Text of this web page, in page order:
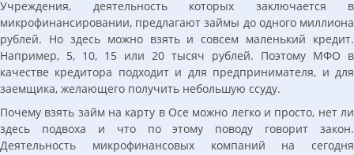
Учреждения, деятельность которых заключается в
микрофинансировании, предлагают займы до одного миллиона
рублей. Но здесь можно взять и совсем маленький кредит.
Например, 5, 10, 15 или 20 тысяч рублей. Поэтому МФО в
качестве кредитора подходит и для предпринимателя, и для
заемщика, желающего получить небольшую ссуду.
Почему взять займ на карту в Осе можно легко и просто, нет ли
здесь подвоха и что по этому поводу говорит закон.
Деятельность микрофинансовых компаний на сегодня